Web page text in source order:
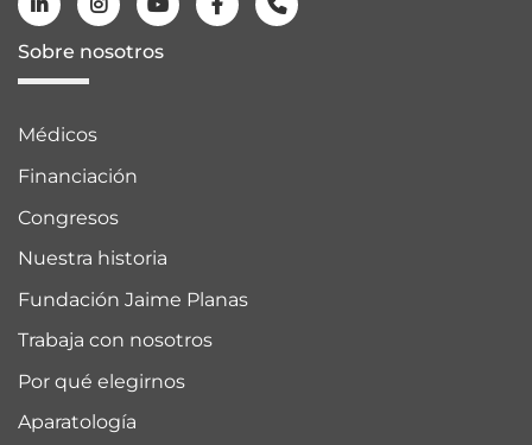
Sobre nosotros
Médicos
Financiación
Congresos
Nuestra historia
Fundación Jaime Planas
Trabaja con nosotros
Por qué elegirnos
Aparatología